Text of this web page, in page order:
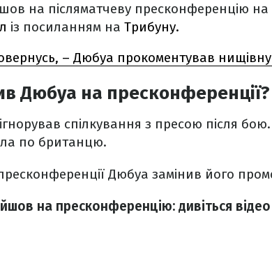
на післяматчеву пресконференцію на
із посиланням на Трибуну.
– Дюбуа прокоментував нищівну
Дюбуа на пресконференції?
спілкування з пресою після
по британцю.
Дюбуа замінив його
на пресконференцію: дивіться відео